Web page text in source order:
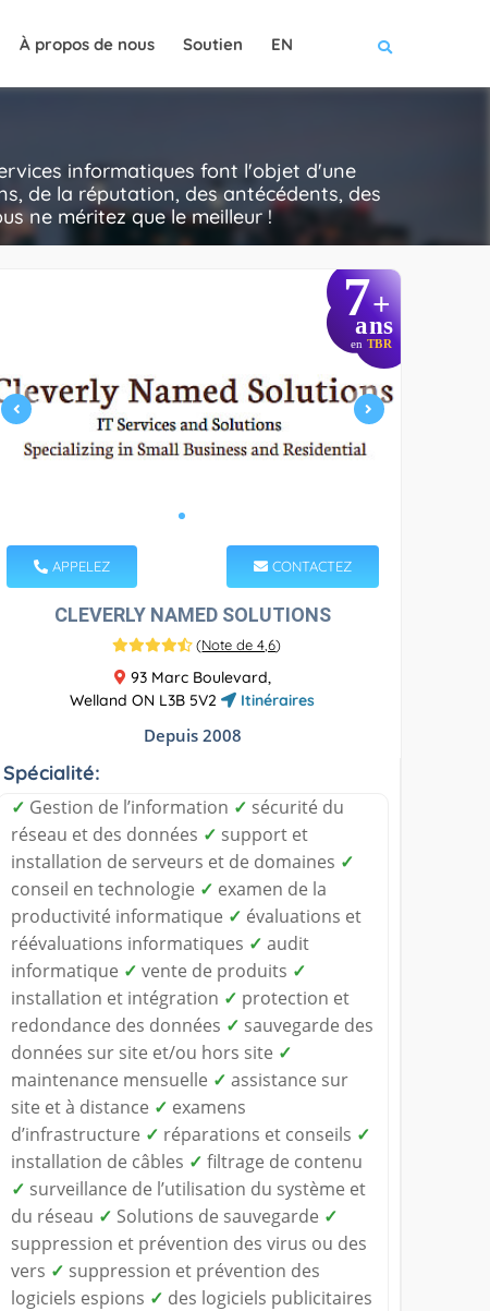
À propos de nous Soutien EN
informatiques font l'objet d'une
de la réputation, des antécédents, des
ne méritez que le meilleur !
7+
ans
en TBR
APPELEZ CONTACTEZ
CLEVERLY NAMED SOLUTIONS
(Note de 4,6)
93 Marc Boulevard,
Welland ON L3B 5V2
Itinéraires
Depuis 2008
Spécialité:
✓ Gestion de l’information ✓ sécurité du
réseau et des données ✓ support et
installation de serveurs et de domaines ✓
conseil en technologie ✓ examen de la
productivité informatique ✓ évaluations et
réévaluations informatiques ✓ audit
informatique ✓ vente de produits ✓
installation et intégration ✓ protection et
redondance des données ✓ sauvegarde des
données sur site et/ou hors site ✓
maintenance mensuelle ✓ assistance sur
site et à distance ✓ examens
d’infrastructure ✓ réparations et conseils ✓
installation de câbles ✓ filtrage de contenu
✓ surveillance de l’utilisation du système et
du réseau ✓ Solutions de sauvegarde ✓
suppression et prévention des virus ou des
vers ✓ suppression et prévention des
logiciels espions ✓ des logiciels publicitaires